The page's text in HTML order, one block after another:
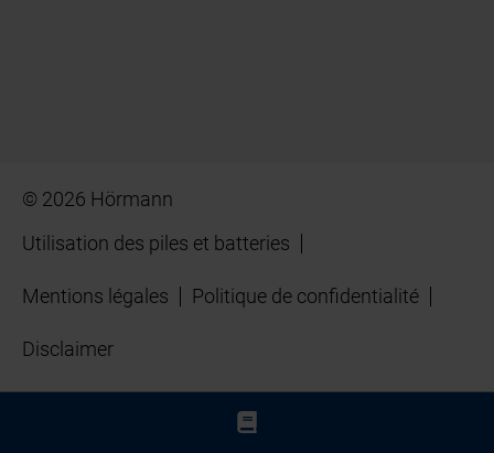
© 2026 Hörmann
Utilisation des piles et batteries
Mentions légales Politique de confidentialité
Disclaimer